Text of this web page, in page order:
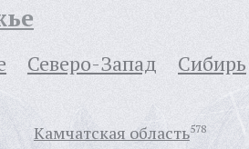
Северо-Запад Сибирь
Камчатская область578